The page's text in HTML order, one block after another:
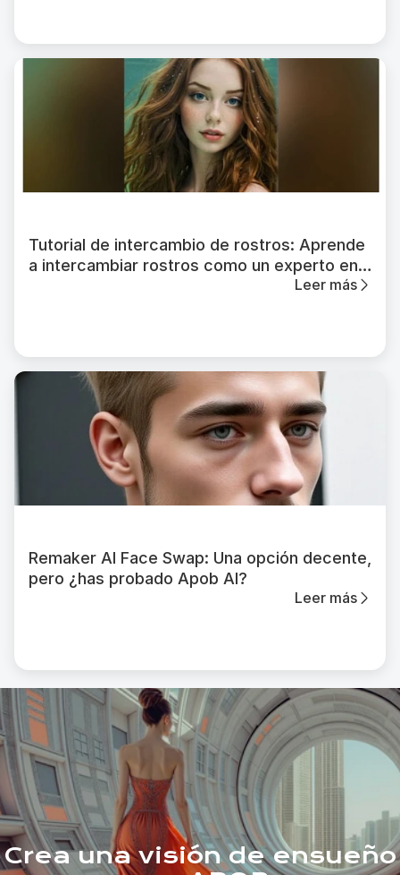
Tutorial de intercambio de rostros: Aprende
a intercambiar rostros como un experto en
Leer más
Remaker AI Face Swap: Una opción decente,
pero ¿has probado Apob AI?
Leer más
Crea una visión de ensueño